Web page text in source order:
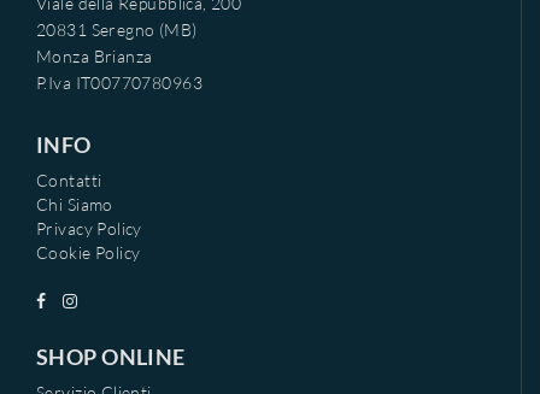
20831 Seregno (MB)
Monza Brianza
P.Iva IT00770780963
INFO
Contatti
Chi Siamo
Privacy Policy
Cookie Policy
SHOP ONLINE